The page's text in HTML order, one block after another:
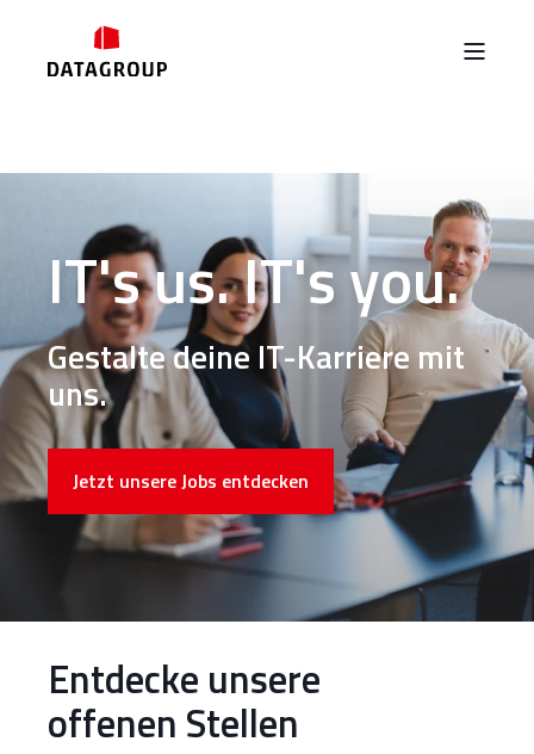
IT's us. IT's you.
Gestalte deine IT-Karriere mit
uns.
Jetzt unsere Jobs entdecken
Entdecke unsere
offenen Stellen